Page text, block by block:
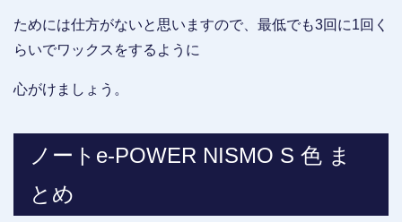
ためには仕方がないと思いますので、最低でも3回に1回く
らいでワックスをするように
心がけましょう。
ノートe-POWER NISMO S 色 ま
とめ